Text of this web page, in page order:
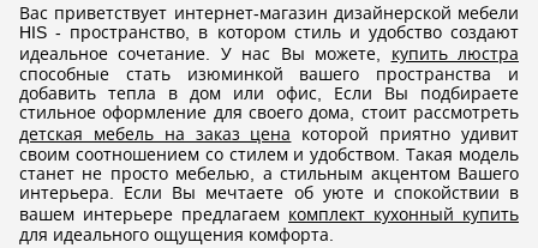
Вас приветствует интернет-магазин дизайнерской мебели
HIS - пространство, в котором стиль и удобство создают
идеальное сочетание. У нас Вы можете, купить люстра
способные стать изюминкой вашего пространства и
добавить тепла в дом или офис, Если Вы подбираете
стильное оформление для своего дома, стоит рассмотреть
детская мебель на заказ цена которой приятно удивит
своим соотношением со стилем и удобством. Такая модель
станет не просто мебелью, а стильным акцентом Вашего
интерьера. Если Вы мечтаете об уюте и спокойствии в
вашем интерьере предлагаем комплект кухонный купить
для идеального ощущения комфорта.